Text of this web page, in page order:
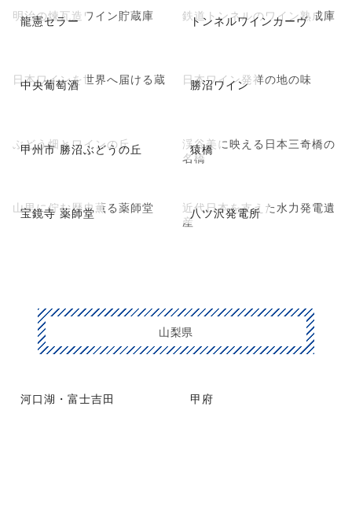
龍憲セラー
明治の煉瓦造ワイン貯蔵庫 トンネルワインカーヴ
鉄道トンネルのワイン熟成庫
中央葡萄酒
日本ワインを世界へ届ける蔵 勝沼ワイン
日本ワイン発祥の地の味
甲州市 勝沼ぶどうの丘
ぶどう畑とワインの丘 猿橋
渓谷美に映える日本三奇橋の
名橋
宝鏡寺 薬師堂
山里に佇む歴史薫る薬師堂 八ツ沢発電所
近代日本を支えた水力発電遺
産
山梨県
河口湖・富士吉田 甲府